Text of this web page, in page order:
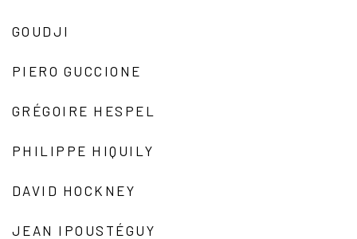
GOUDJI
PIERO GUCCIONE
GRÉGOIRE HESPEL
PHILIPPE HIQUILY
DAVID HOCKNEY
JEAN IPOUSTÉGUY